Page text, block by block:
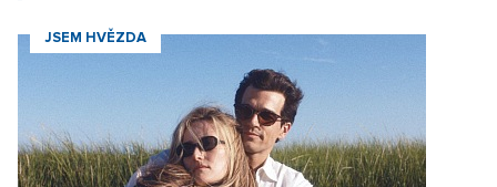
JSEM HVĚZDA